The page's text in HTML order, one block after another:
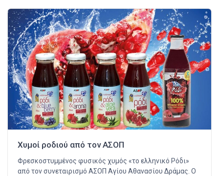
Χυμοί ροδιού από τον ΑΣΟΠ
Φρεσκοστυμμένος φυσικός χυμός «το ελληνικό Ρόδι»
από τον συνεταιρισμό ΑΣΟΠ Αγίου Αθανασίου Δράμας. Ο